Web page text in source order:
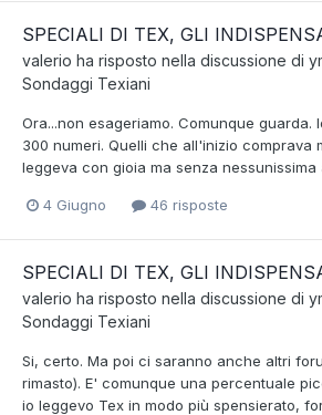
SPECIALI DI TEX, GLI
valerio ha risposto nella discussione di
Sondaggi Texiani
Ora...non esageriamo. Comunque guarda.
300 numeri. Quelli che all'inizio comprava
leggeva con gioia ma senza nessunissima
4 Giugno 46 risposte
SPECIALI DI TEX, GLI
valerio ha risposto nella discussione di
Sondaggi Texiani
Si, certo. Ma poi ci saranno anche altri
rimasto). E' comunque una percentuale
io leggevo Tex in modo più spensierato,